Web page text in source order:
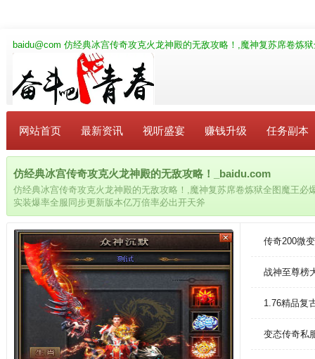
baidu@com 仿经典冰宫传奇攻克火龙神殿的无敌攻略！,魔神复苏席卷炼
网站首页 最新资讯 视听盛宴 赚钱升级 任务副本
仿经典冰宫传奇攻克火龙神殿的无敌攻略！_baidu.com
仿经典冰宫传奇攻克火龙神殿的无敌攻略！,魔神复苏席卷炼狱全图魔王必
实装爆率全服同步更新版本亿万倍率必出开天斧
传奇200微
战神至尊榜
1.76精品复
变态传奇私